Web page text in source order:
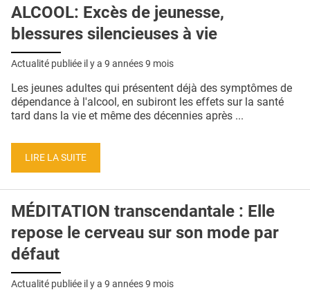
E-REVUE SAD
QUI SOMMES-NOUS ?
CONDITIONS GÉNÉRALES
CRÉDITS
ALCOOL: Excès de jeunesse,
blessures silencieuses à vie
Actualité publiée il y a 9 années 9 mois
Les jeunes adultes qui présentent déjà des symptômes de
dépendance à l'alcool, en subiront les effets sur la santé
tard dans la vie et même des décennies après ...
LIRE LA SUITE
MÉDITATION transcendantale : Elle
repose le cerveau sur son mode par
défaut
Actualité publiée il y a 9 années 9 mois